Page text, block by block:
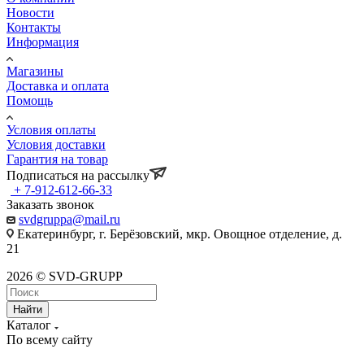
Новости
Контакты
Информация
Магазины
Доставка и оплата
Помощь
Условия оплаты
Условия доставки
Гарантия на товар
Подписаться на рассылку
+ 7-912-612-66-33
Заказать звонок
svdgruppa@mail.ru
Екатеринбург, г. Берёзовский, мкр. Овощное отделение, д.
21
2026 © SVD-GRUPP
Найти
Каталог
По всему сайту